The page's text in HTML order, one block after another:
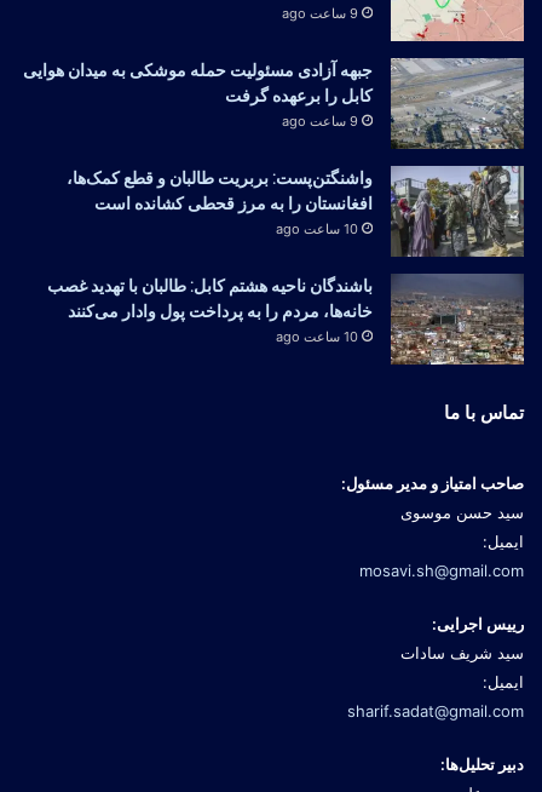
9 ساعت ago
جبهه آزادی مسئولیت حمله موشکی به میدان هوایی
کابل را برعهده گرفت
9 ساعت ago
واشنگتن‌پست: بربریت طالبان و قطع کمک‌ها،
افغانستان را به مرز قحطی کشانده است
10 ساعت ago
باشندگان ناحیه هشتم کابل: طالبان با تهدید غصب
خانه‌ها، مردم را به پرداخت پول وادار می‌کنند
10 ساعت ago
تماس با ما
صاحب امتیاز و مدیر مسئول:
سید حسن موسوی
ایمیل:
mosavi.sh@gmail.com
رییس اجرایی:
سید شریف سادات
ایمیل:
sharif.sadat@gmail.com
دبیر تحلیل‌ها: